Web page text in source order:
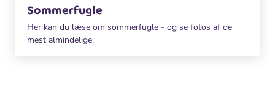
Sommerfugle
Her kan du læse om sommerfugle - og se fotos af de
mest almindelige.